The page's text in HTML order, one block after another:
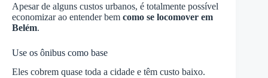
Apesar de alguns custos urbanos, é totalmente possível
economizar ao entender bem como se locomover em
Belém.
Use os ônibus como base
Eles cobrem quase toda a cidade e têm custo baixo.